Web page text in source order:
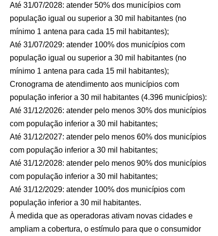
Até 31/07/2028: atender 50% dos municípios com
população igual ou superior a 30 mil habitantes (no
mínimo 1 antena para cada 15 mil habitantes);
Até 31/07/2029: atender 100% dos municípios com
população igual ou superior a 30 mil habitantes (no
mínimo 1 antena para cada 15 mil habitantes);
Cronograma de atendimento aos municípios com
população inferior a 30 mil habitantes (4.396 municípios):
Até 31/12/2026: atender pelo menos 30% dos municípios
com população inferior a 30 mil habitantes;
Até 31/12/2027: atender pelo menos 60% dos municípios
com população inferior a 30 mil habitantes;
Até 31/12/2028: atender pelo menos 90% dos municípios
com população inferior a 30 mil habitantes;
Até 31/12/2029: atender 100% dos municípios com
população inferior a 30 mil habitantes.
À medida que as operadoras ativam novas cidades e
ampliam a cobertura, o estímulo para que o consumidor